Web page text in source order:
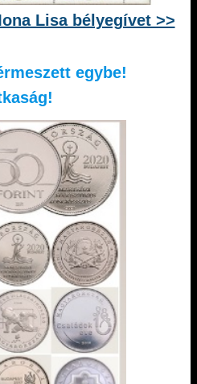
Lisa bélyegívet >>
egybe!